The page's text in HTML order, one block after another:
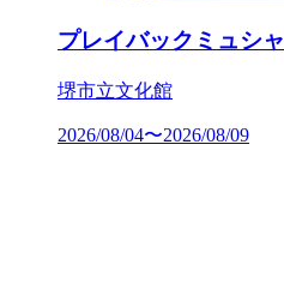
プレイバックミュシャ
堺市立文化館
2026/08/04〜2026/08/09